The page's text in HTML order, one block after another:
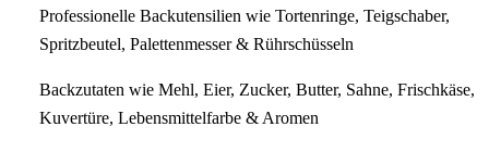
Professionelle Backutensilien wie Tortenringe, Teigschaber,
Spritzbeutel, Palettenmesser & Rührschüsseln
Backzutaten wie Mehl, Eier, Zucker, Butter, Sahne, Frischkäse,
Kuvertüre, Lebensmittelfarbe & Aromen